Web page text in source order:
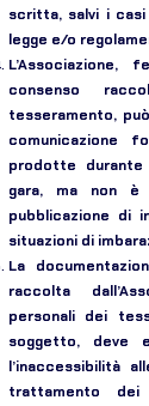
scritta, salvi i
legge e/o
L’Associazione,
consenso
tesseramento,
comunicazione
prodotte
gara, ma non è
pubblicazione di
situazioni di
La
raccolta
personali dei
soggetto, deve
l’inaccessibilità
trattamento